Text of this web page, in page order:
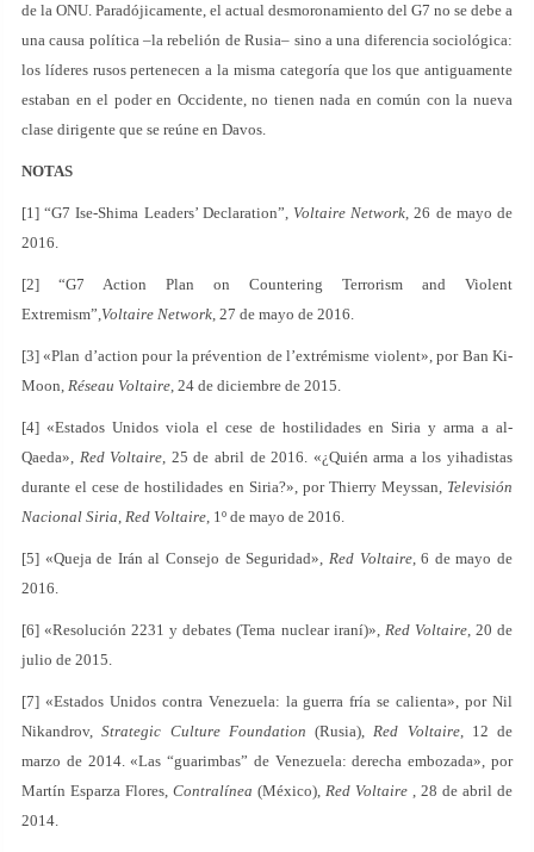
de la ONU. Paradójicamente, el actual desmoronamiento del G7 no se debe a
una causa política –la rebelión de Rusia– sino a una diferencia sociológica:
los líderes rusos pertenecen a la misma categoría que los que antiguamente
estaban en el poder en Occidente, no tienen nada en común con la nueva
clase dirigente que se reúne en Davos.
NOTAS
[1] “G7 Ise-Shima Leaders’ Declaration”, Voltaire Network, 26 de mayo de
2016.
[2] “G7 Action Plan on Countering Terrorism and Violent
Extremism”,Voltaire Network, 27 de mayo de 2016.
[3] «Plan d’action pour la prévention de l’extrémisme violent», por Ban Ki-
Moon, Réseau Voltaire, 24 de diciembre de 2015.
[4] «Estados Unidos viola el cese de hostilidades en Siria y arma a al-
Qaeda», Red Voltaire, 25 de abril de 2016. «¿Quién arma a los yihadistas
durante el cese de hostilidades en Siria?», por Thierry Meyssan, Televisión
Nacional Siria, Red Voltaire, 1º de mayo de 2016.
[5] «Queja de Irán al Consejo de Seguridad», Red Voltaire, 6 de mayo de
2016.
[6] «Resolución 2231 y debates (Tema nuclear iraní)», Red Voltaire, 20 de
julio de 2015.
[7] «Estados Unidos contra Venezuela: la guerra fría se calienta», por Nil
Nikandrov,Strategic Culture Foundation (Rusia),Red Voltaire, 12 de
marzo de 2014. «Las “guarimbas” de Venezuela: derecha embozada», por
Martín Esparza Flores, Contralínea (México), Red Voltaire , 28 de abril de
2014.